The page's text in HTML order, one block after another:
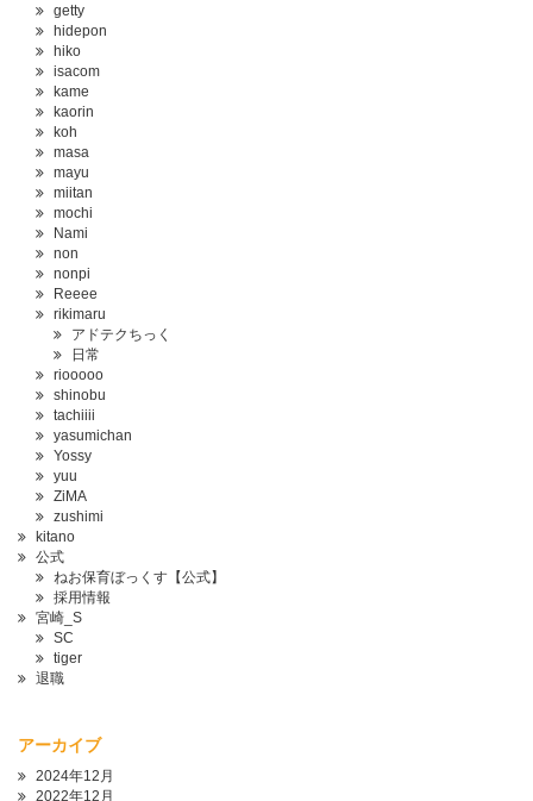
getty
hidepon
hiko
isacom
kame
kaorin
koh
masa
mayu
miitan
mochi
Nami
non
nonpi
Reeee
rikimaru
アドテクちっく
日常
riooooo
shinobu
tachiiii
yasumichan
Yossy
yuu
ZiMA
zushimi
kitano
公式
ねお保育ぼっくす【公式】
採用情報
宮崎_S
SC
tiger
退職
アーカイブ
2024年12月
2022年12月